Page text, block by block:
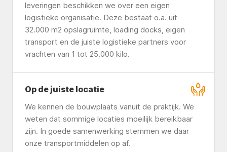
leveringen beschikken we over een eigen
logistieke organisatie. Deze bestaat o.a. uit
32.000 m2 opslagruimte, loading docks, eigen
transport en de juiste logistieke partners voor
vrachten van 1 tot 25.000 kilo.
Op de juiste locatie
We kennen de bouwplaats vanuit de praktijk. We
weten dat sommige locaties moeilijk bereikbaar
zijn. In goede samenwerking stemmen we daar
onze transportmiddelen op af.